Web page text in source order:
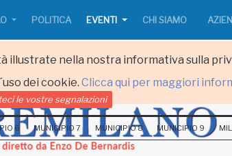
nella nostra informativa sulla
dei cookie. Clicca qui per maggiori
POLITICA EVENTI CHI SIAMO
le vostre segnalazioni
6 MUNICIPIO 7 MUNICIPIO 8 MUNICIPIO 9